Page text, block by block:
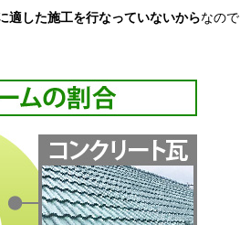
適した施工を行なっていないからなので